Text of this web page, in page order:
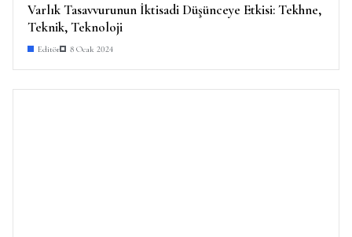
Varlık Tasavvurunun İktisadi Düşünceye Etkisi: Tekhne,
Teknik, Teknoloji
Editör 8 Ocak 2024